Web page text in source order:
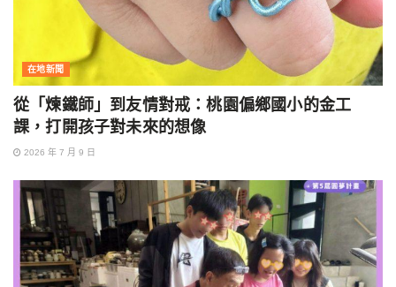
在地新聞
從「煉鐵師」到友情對戒：桃園偏鄉國小的金工
課，打開孩子對未來的想像
2026 年 7 月 9 日